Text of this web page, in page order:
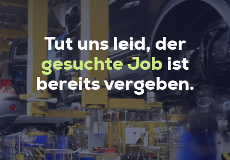
Tut uns leid, der
gesuchte Job ist
bereits vergeben.